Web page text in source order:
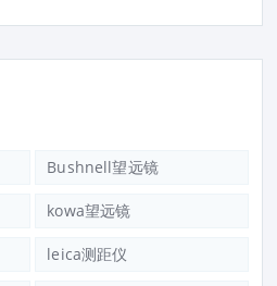
Bushnell望远镜
kowa望远镜
leica测距仪